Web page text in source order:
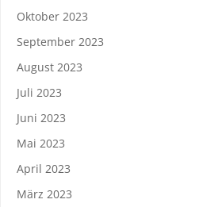
Oktober 2023
September 2023
August 2023
Juli 2023
Juni 2023
Mai 2023
April 2023
März 2023